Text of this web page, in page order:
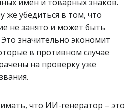
имен и товарных знаков.
же убедиться в том, что
не занято и может быть
значительно экономит
в противном случае
на проверку уже
что ИИ-генератор – это